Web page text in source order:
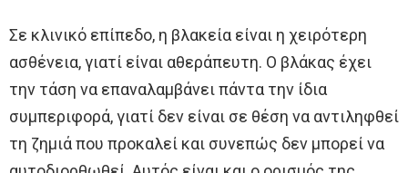
Σε κλινικό επίπεδο, η βλακεία είναι η χειρότερη
ασθένεια, γιατί είναι αθεράπευτη. Ο βλάκας έχει
την τάση να επαναλαμβάνει πάντα την ίδια
συμπεριφορά, γιατί δεν είναι σε θέση να αντιληφθεί
τη ζημιά που προκαλεί και συνεπώς δεν μπορεί να